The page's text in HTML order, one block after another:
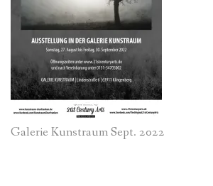
Galerie Kunstraum Sept. 2022